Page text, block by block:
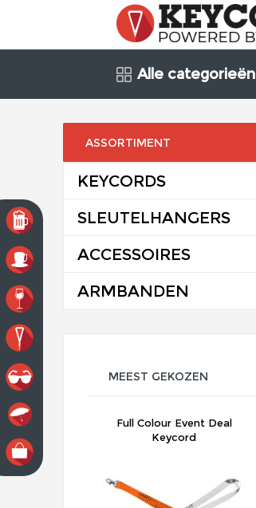
Alle categorieën
ASSORTIMENT
KEYCORDS
SLEUTELHANGERS
ACCESSOIRES
ARMBANDEN
MEEST GEKOZEN
Full Colour Event Deal
Keycord